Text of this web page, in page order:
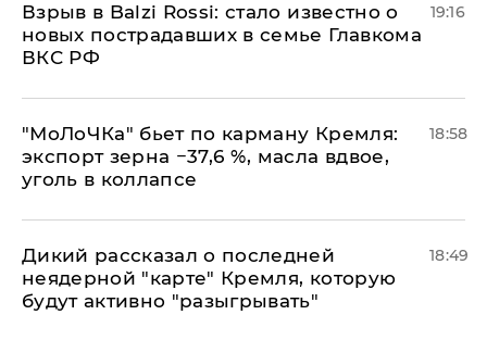
Взрыв в Balzi Rossi: стало известно о
новых пострадавших в семье Главкома
ВКС РФ
19:16
​"МоЛоЧКа" бьет по карману Кремля:
экспорт зерна −37,6 %, масла вдвое,
уголь в коллапсе
18:58
Дикий рассказал о последней
неядерной "карте" Кремля, которую
будут активно "разыгрывать"
18:49